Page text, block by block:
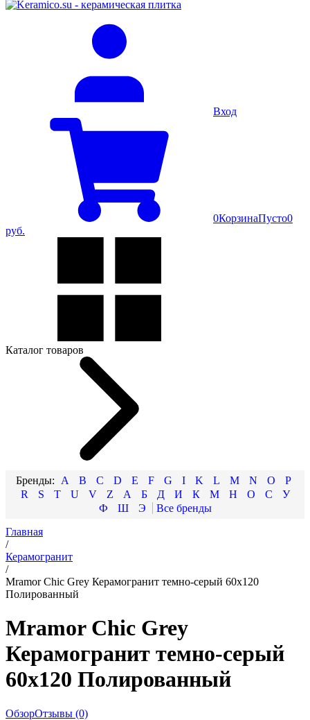
Вход
0КорзинаПусто0
руб.
Каталог товаров
A B C D E F G I K L M N O
P
R
S T U V Z А Б Д И К М Н О С
У
Ф
Ш
Э
Главная
/
Керамогранит
/
Mramor Chic Grey Керамогранит темно-серый 60х120
Полированный
Mramor Chic Grey
Керамогранит темно-серый
60х120 Полированный
ОбзорОтзывы (0)